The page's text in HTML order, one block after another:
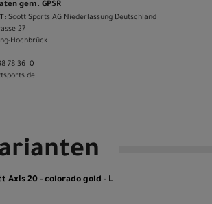
gem. GPSR
Scott Sports AG Niederlassung Deutschland
27
­Hochbrück
78 36 ­ 0
Axis 20 - colorado gold - L